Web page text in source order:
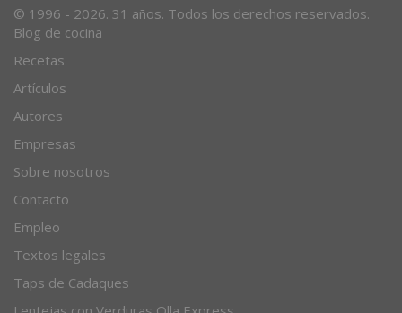
© 1996 - 2026. 31 años. Todos los derechos reservados.
Blog de cocina
Recetas
Artículos
Autores
Empresas
Sobre nosotros
Contacto
Empleo
Textos legales
Taps de Cadaques